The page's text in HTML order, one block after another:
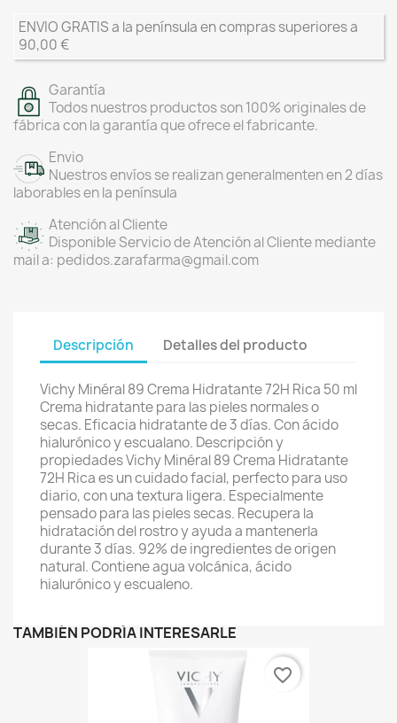
ENVIO GRATIS a la península en compras superiores a
90,00 €
Garantía
Todos nuestros productos son 100% originales de
fábrica con la garantía que ofrece el fabricante.
Envio
Nuestros envíos se realizan generalmenten en 2 días
laborables en la península
Atención al Cliente
Disponible Servicio de Atención al Cliente mediante
mail a: pedidos.zarafarma@gmail.com
Descripción Detalles del producto
Vichy Minéral 89 Crema Hidratante 72H Rica 50 ml
Crema hidratante para las pieles normales o
secas. Eficacia hidratante de 3 días. Con ácido
hialurónico y escualano. Descripción y
propiedades Vichy Minéral 89 Crema Hidratante
72H Rica es un cuidado facial, perfecto para uso
diario, con una textura ligera. Especialmente
pensado para las pieles secas. Recupera la
hidratación del rostro y ayuda a mantenerla
durante 3 días. 92% de ingredientes de origen
natural. Contiene agua volcánica, ácido
hialurónico y escualeno.
TAMBIÉN PODRÍA INTERESARLE
favorite_border